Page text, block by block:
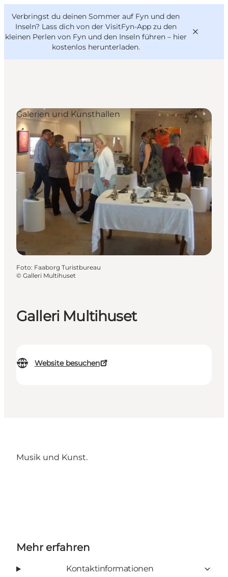
Verbringst du deinen Sommer auf Fyn und den
Inseln? Lass dich von der VisitFyn-App zu den
kleinen Perlen von Fyn und den Inseln führen – hier
kostenlos herunterladen.
Reise Ideen
Outdoor & bike
Essen & trinken
Übernachtung
VisitFyn
Deutsch
Galleri Multihuset
Website besuchen
Galerien und Kunsthallen
Foto: Faaborg Turistbureau
© Galleri Multihuset
Musik und Kunst.
Mehr erfahren
Kontaktinformationen